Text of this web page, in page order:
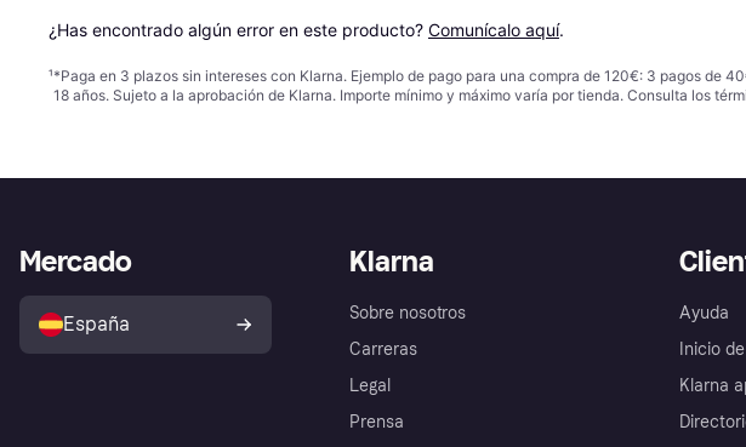
¿Has encontrado algún error en este producto? Comunícalo aquí.
¹*Paga en 3 plazos sin intereses con Klarna. Ejemplo de pago para una compra de 120€: 3 pagos de
18 años. Sujeto a la aprobación de Klarna. Importe mínimo y máximo varía por tienda. Consulta los
Klarna
Sobre nosotros
Carreras
Legal
Prensa
Ayuda
Inicio
Klarna
Mercado
España